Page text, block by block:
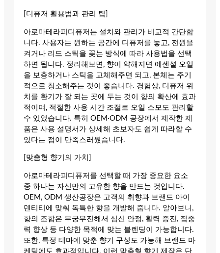
[디퓨저 활용법과 관리 팁]
아로마테라피디퓨저는 설치와 관리가 비교적 간단합
니다. 사용자는 원하는 공간에 디퓨저를 놓고, 전원을
켜거나 리드 스틱을 꽂는 방식에 따라 사용법을 선택
하면 됩니다. 정리해보면, 향이 약해지면 에센셜 오일
을 보충하거나 스틱을 교체해주면 되고, 본체는 주기
적으로 청소해주는 것이 좋습니다. 경험상, 디퓨저 위
치를 환기가 잘 되는 곳에 두는 것이 향의 확산에 효과
적이며, 적절한 사용 시간 조절로 오일 소모도 관리할
수 있었습니다. 특히 OEM·ODM 공장에서 제작한 제
품은 사용 설명서가 상세해 초보자도 쉽게 따라할 수
있다는 점이 만족스러웠습니다.
[맞춤형 향기의 가치]
아로마테라피디퓨저를 선택할 때 가장 중요한 요소
중 하나는 자신만의 고유한 향을 만드는 것입니다.
OEM, ODM 생산공장은 고객의 취향과 브랜드 아이
덴티티에 맞춰 독특한 향을 개발해 줍니다. 알아보니,
향의 조합은 무궁무진해서 심신 안정, 활력 증진, 집중
력 향상 등 다양한 목적에 맞는 블렌딩이 가능합니다.
또한, 특정 테마에 맞춘 향기 구성도 가능해 브랜드 마
케팅에도 효과적입니다. 이런 맞춤형 향기 제작은 단